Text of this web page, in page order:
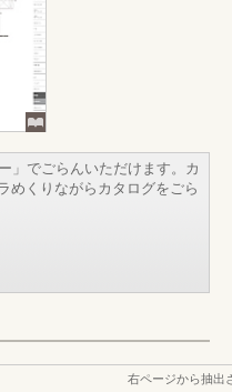
」でごらんいただけます。カ
めくりながらカタログをごら
右ページから抽出